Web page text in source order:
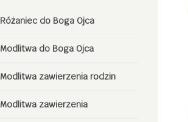
Różaniec do Boga Ojca
Modlitwa do Boga Ojca
Modlitwa zawierzenia rodzin
Modlitwa zawierzenia